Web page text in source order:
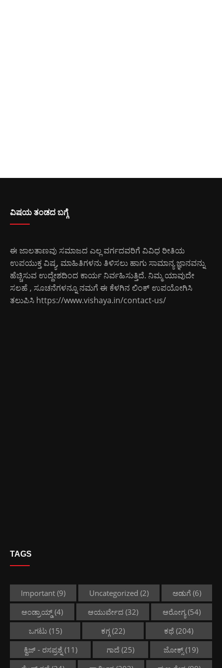
ವಿಷಯ ತಂಡದ ಬಗ್ಗೆ
ಈ ಜಾಲತಾಣವು ಸಮಾಜದ ಎಲ್ಲ ವರ್ಗದವರಿಗೆ ವಿವಿಧ ರೀತಿಯ
ಉಪಯುಕ್ತ ವಿಷ್ಯ, ಮಾಹಿತಿಗಳನು ತಿಳಿಸಲು ಹಾಗು ಸಾಮಾನ್ಯ ಜ್ಞಾನವನ್ನು
ಹೆಚ್ಚಿಸುವ ಉದ್ದೇಶದಿಂದ ಕಾರ್ಯ ನಿರ್ವಹಿಸುತ್ತಿದೆ. ನಿಮ್ಮ ಯಾವುದೇ
ಸಲಹೆ , ಸೂಚನೆಗಳನ್ನೂ ನಮಗೆ ಈ ಕೆಳಗಿನ ಲಿಂಕ್ ಉಪಯೋಗಿಸಿ
ತಲುಪಿಸಿ https://www.vishaya.in/contact-us/
TAGS
Important (9) Uncategorized (2) ಅಡುಗೆ (6)
ಆಂಡ್ರಾಯ್ಡ್(4) ಆಯುರ್ವೇದ(32) ಆರೋಗ್ಯ(54)
ಒಗಟು(15) ಕಗ್ಗ(22) ಕಥೆ (204)
ಕ್ವಿಜ್ - ರಸಪ್ರಶ್ನೆ(11) ಗಾದೆ(25) ಜೋಕ್ಸ್(19)